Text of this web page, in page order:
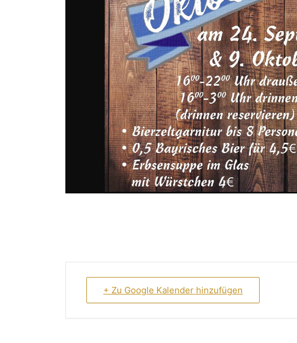
+ Zu Google Kalender hinzufügen